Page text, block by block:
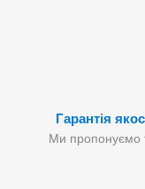
Гарантія
Ми пропонуємо